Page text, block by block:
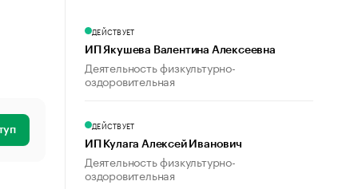
ДЕЙСТВУЕТ
ИП Якушева Валентина Алексеевна
Деятельность физкультурно-
оздоровительная
ДЕЙСТВУЕТ
ИП Кулага Алексей Иванович
Деятельность физкультурно-
оздоровительная